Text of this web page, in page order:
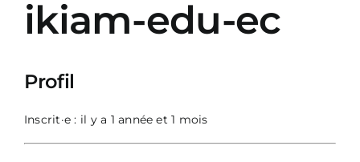
ikiam-edu-ec
Profil
Inscrit·e : il y a 1 année et 1 mois